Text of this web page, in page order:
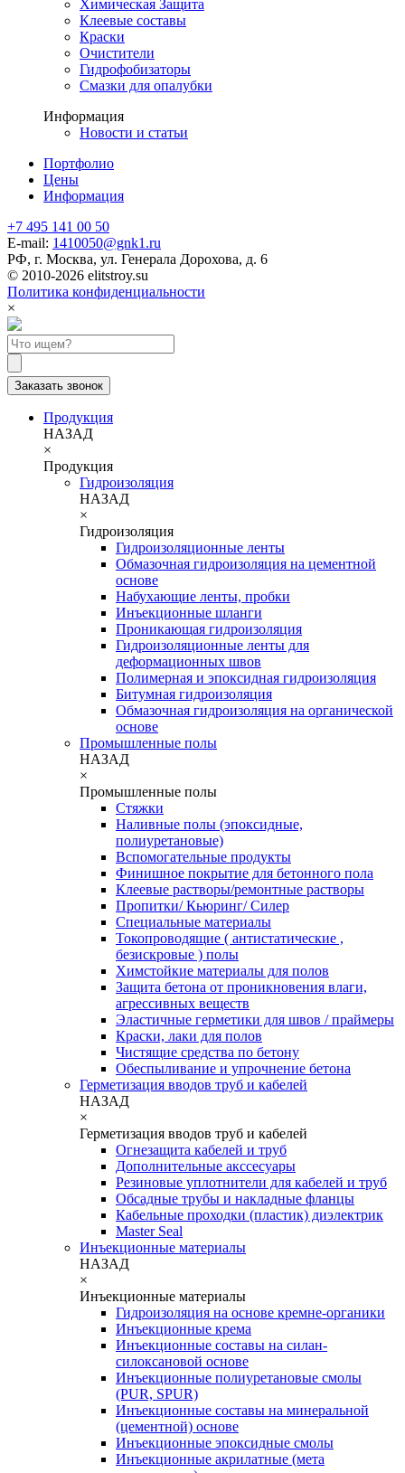
Химическая Защита
Клеевые составы
Краски
Очистители
Гидрофобизаторы
Смазки для опалубки
Информация
Новости и статьи
Портфолио
Цены
Информация
+7 495 141 00 50
E-mail: 1410050@gnk1.ru
РФ, г. Москва, ул. Генерала Дорохова, д. 6
© 2010-2026 elitstroy.su
Политика конфиденциальности
×
Заказать звонок
Продукция
НАЗАД
×
Продукция
Гидроизоляция
НАЗАД
×
Гидроизоляция
Гидроизоляционные ленты
Обмазочная гидроизоляция на цементной
основе
Набухающие ленты, пробки
Инъекционные шланги
Проникающая гидроизоляция
Гидроизоляционные ленты для
деформационных швов
Полимерная и эпоксидная гидроизоляция
Битумная гидроизоляция
Обмазочная гидроизоляция на органической
основе
Промышленные полы
НАЗАД
×
Промышленные полы
Стяжки
Наливные полы (эпоксидные,
полиуретановые)
Вспомогательные продукты
Финишное покрытие для бетонного пола
Клеевые растворы/ремонтные растворы
Пропитки/ Кьюринг/ Силер
Специальные материалы
Токопроводящие ( антистатические ,
безискровые ) полы
Химстойкие материалы для полов
Защита бетона от проникновения влаги,
агрессивных веществ
Эластичные герметики для швов / праймеры
Краски, лаки для полов
Чистящие средства по бетону
Обеспыливание и упрочнение бетона
Герметизация вводов труб и кабелей
НАЗАД
×
Герметизация вводов труб и кабелей
Огнезащита кабелей и труб
Дополнительные акссесуары
Резиновые уплотнители для кабелей и труб
Обсадные трубы и накладные фланцы
Кабельные проходки (пластик) диэлектрик
Master Seal
Инъекционные материалы
НАЗАД
×
Инъекционные материалы
Гидроизоляция на основе кремне-органики
Инъекционные крема
Инъекционные составы на силан-
силоксановой основе
Инъекционные полиуретановые смолы
(PUR, SPUR)
Инъекционные составы на минеральной
(цементной) основе
Инъекционные эпоксидные смолы
Инъекционные акрилатные (мета